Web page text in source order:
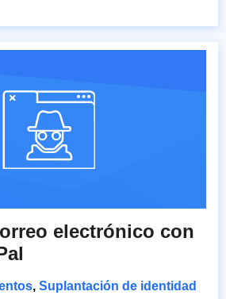
electrónico con
, Suplantación de identidad